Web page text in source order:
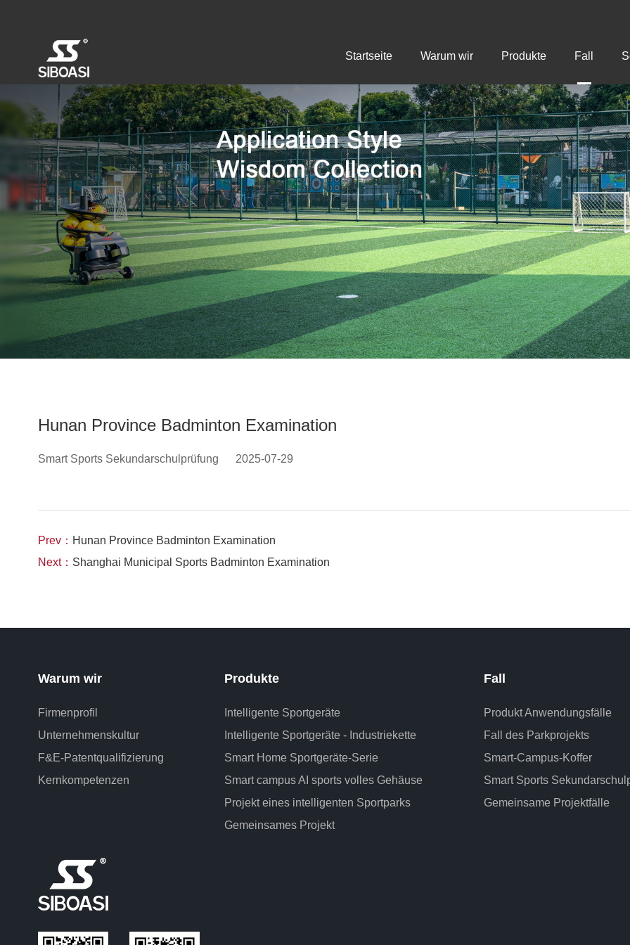
Startseite Warum wir Produkte Fall
Hunan Province Badminton Examination
Smart Sports Sekundarschulprüfung 2025-07-29
Prev： Hunan Province Badminton Examination
Next： Shanghai Municipal Sports Badminton Examination
Warum wir
Firmenprofil
Unternehmenskultur
F&E-Patentqualifizierung
Kernkompetenzen
Produkte
Intelligente Sportgeräte
Intelligente Sportgeräte - Industriekette
Smart Home Sportgeräte-Serie
Smart campus AI sports volles Gehäuse
Projekt eines intelligenten Sportparks
Gemeinsames Projekt
Fall
Produkt Anwendungsfälle
Fall des Parkprojekts
Smart-Campus-Koffer
Smart Sports
Gemeinsame Projektfälle